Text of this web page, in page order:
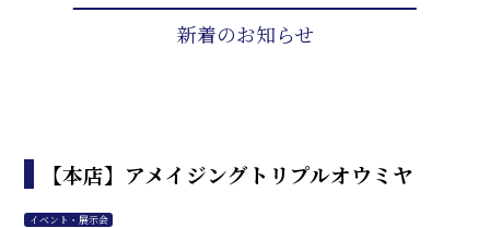
新着のお知らせ
【本店】アメイジングトリプルオウミヤ
イベント・展示会